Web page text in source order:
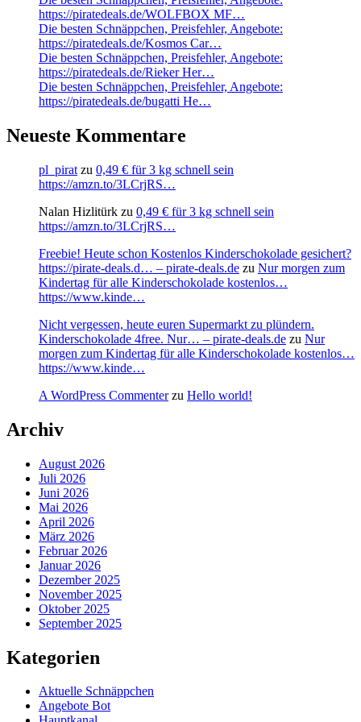
https://piratedeals.de/WOLFBOX MF…
Die besten Schnäppchen, Preisfehler, Angebote:
https://piratedeals.de/Kosmos Car…
Die besten Schnäppchen, Preisfehler, Angebote:
https://piratedeals.de/Rieker Her…
Die besten Schnäppchen, Preisfehler, Angebote:
https://piratedeals.de/bugatti He…
Neueste Kommentare
pl_pirat zu 0,49 € für 3 kg schnell sein
https://amzn.to/3LCrjRS…
Nalan Hizlitürk zu 0,49 € für 3 kg schnell sein
https://amzn.to/3LCrjRS…
Freebie! Heute schon Kostenlos Kinderschokolade gesichert?
https://pirate-deals.d… – pirate-deals.de zu Nur morgen zum
Kindertag für alle Kinderschokolade kostenlos…
https://www.kinde…
Nicht vergessen, heute euren Supermarkt zu plündern.
Kinderschokolade 4free. Nur… – pirate-deals.de zu Nur
morgen zum Kindertag für alle Kinderschokolade kostenlos…
https://www.kinde…
A WordPress Commenterzu Hello world!
Archiv
August 2026
Juli 2026
Juni 2026
Mai 2026
April 2026
März 2026
Februar 2026
Januar 2026
Dezember 2025
November 2025
Oktober 2025
September 2025
Kategorien
Aktuelle Schnäppchen
Angebote Bot